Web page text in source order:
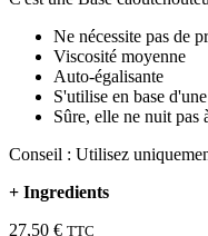
Ne nécessite pas de
Viscosité moyenne
Auto-égalisante
S'utilise en base
Sûre, elle ne nuit pas
Conseil : Utilisez
+ Ingredients
27,50 € TTC